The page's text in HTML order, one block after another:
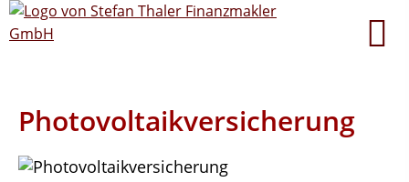
Photovoltaikversicherung